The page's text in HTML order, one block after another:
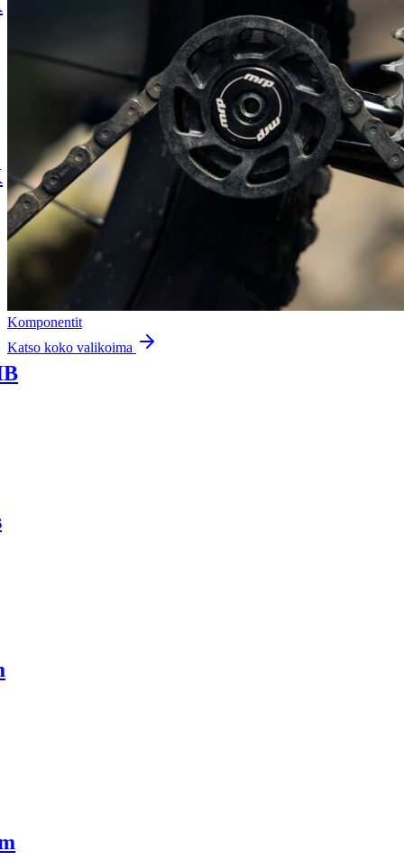
Komponentit
Katso koko valikoima